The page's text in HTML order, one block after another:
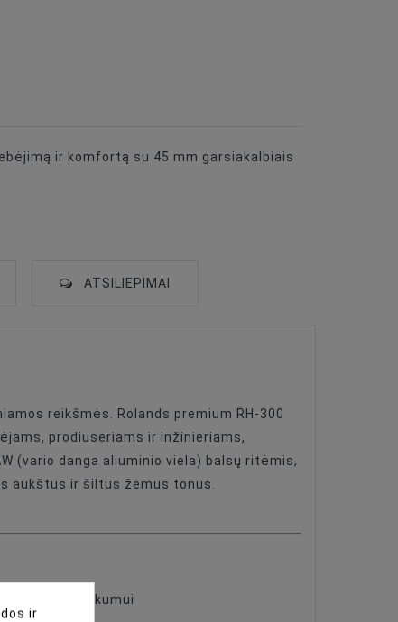
ir komfortą su 45 mm garsiakalbiais
ATSILIEPIMAI
reikšmės. Rolands premium RH-300
prodiuseriams ir inžinieriams,
(vario danga aliuminio viela) balsų ritėmis,
aukštus ir šiltus žemus tonus.
autentiškumui
ir